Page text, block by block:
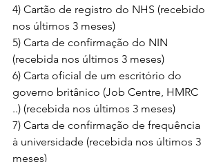
4) Cartão de registro do NHS (recebido
nos últimos 3 meses)
5) Carta de confirmação do NIN
(recebida nos últimos 3 meses)
6) Carta oficial de um escritório do
governo britânico (Job Centre, HMRC
..) (recebida nos últimos 3 meses)
7) Carta de confirmação de frequência
à universidade (recebida nos últimos 3
meses)